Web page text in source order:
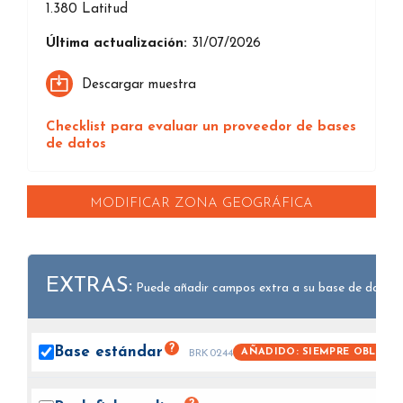
1.380 Latitud
Última actualización: 31/07/2026
Descargar muestra
Checklist para evaluar un proveedor de bases
de datos
MODIFICAR ZONA GEOGRÁFICA
EXTRAS: Puede añadir campos extra a su base de datos.
Base estándar ? BRK0244 AÑADIDO: SIEMPRE